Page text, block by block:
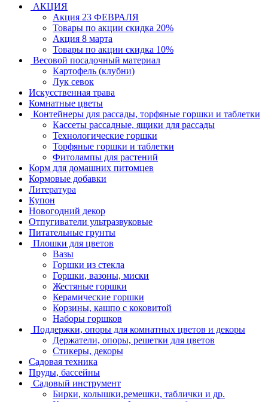
АКЦИЯ
Акция 23 ФЕВРАЛЯ
Товары по акции скидка 20%
Акция 8 марта
Товары по акции скидка 10%
Весовой посадочный материал
Картофель (клубни)
Лук севок
Искусственная трава
Комнатные цветы
Контейнеры для рассады, торфяные горшки и таблетки
Кассеты рассадные, ящики для рассады
Технологические горшки
Торфяные горшки и таблетки
Фитолампы для растений
Корм для домашних питомцев
Кормовые добавки
Литература
Купон
Новогодний декор
Отпугиватели ультразвуковые
Питательные грунты
Плошки для цветов
Вазы
Горшки из стекла
Горшки, вазоны, миски
Жестяные горшки
Керамические горшки
Корзины, кашпо с коковитой
Наборы горшков
Поддержки, опоры для комнатных цветов и декоры
Держатели, опоры, решетки для цветов
Стикеры, декоры
Садовая техника
Пруды, бассейны
Садовый инструмент
Бирки, колышки,ремешки, таблички и др.